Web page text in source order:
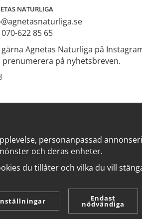
NATURLIGA
622 85 65
gärna Agnetas Naturliga på
prenumerera på nyhetsbreven.
Drift & produktion:Wikinggruppen
personanpassad
och deras enheter.
du tillåter och vilka du vill
Endast
nödvändiga